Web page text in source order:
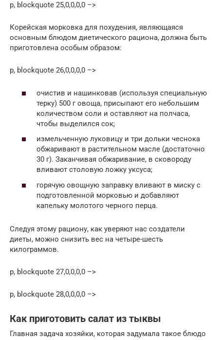
p, blockquote 25,0,0,0,0 –>
Корейская морковка для похудения, являющаяся
основным блюдом диетического рациона, должна быть
приготовлена особым образом:
p, blockquote 26,0,0,0,0 –>
очистив и нашинковав (используя специальную
терку) 500 г овоща, присыпают его небольшим
количеством соли и оставляют на полчаса,
чтобы выделился сок;
измельченную луковицу и три дольки чеснока
обжаривают в растительном масле (достаточно
30 г). Заканчивая обжаривание, в сковороду
вливают столовую ложку уксуса;
горячую овощную заправку вливают в миску с
подготовленной морковью и добавляют
капельку молотого черного перца.
Следуя этому рациону, как уверяют нас создатели
диеты, можно снизить вес на четыре-шесть
килограммов.
p, blockquote 27,0,0,0,0 –>
p, blockquote 28,0,0,0,0 –>
Как приготовить салат из тыквы
Главная задача хозяйки, которая задумала такое блюдо